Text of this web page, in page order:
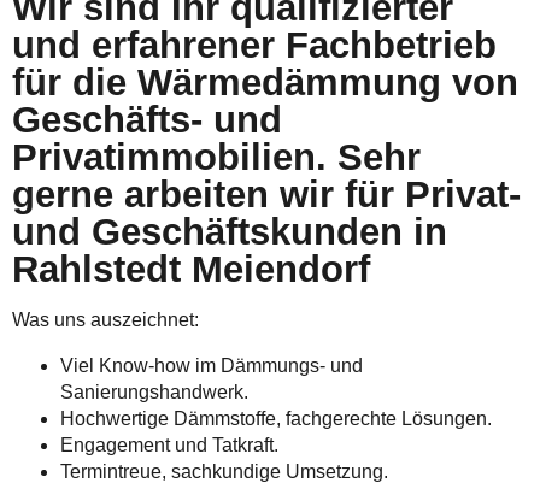
und erfahrener Fachbetrieb
für die Wärmedämmung von
Geschäfts- und
Privatimmobilien. Sehr
gerne arbeiten wir für Privat-
und Geschäftskunden in
Rahlstedt Meiendorf
Was uns auszeichnet:
Viel Know-how im Dämmungs- und
Sanierungshandwerk.
Hochwertige Dämmstoffe, fachgerechte Lösungen.
Engagement und Tatkraft.
Termintreue, sachkundige Umsetzung.